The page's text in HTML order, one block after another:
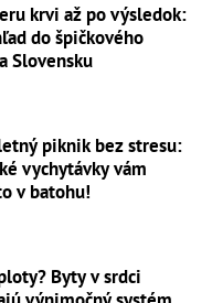
krvi až po výsledok:
do špičkového
Slovensku
piknik bez stresu:
vychytávky vám
v batohu!
Byty v srdci